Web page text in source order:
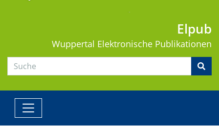
Elpub
Wuppertal Elektronische Publikationen